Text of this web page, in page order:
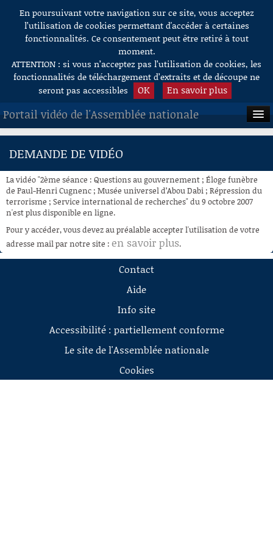
Aller au contenu
En poursuivant votre navigation sur ce site, vous acceptez
l’utilisation de cookies permettant d'accéder à certaines
fonctionnalités. Ce consentement peut être retiré à tout
moment.
ATTENTION : si vous n’acceptez pas l’utilisation de cookies, les
fonctionnalités de téléchargement d’extraits et de découpe ne
seront pas accessibles
OK En savoir plus
Portail vidéo de l'Assemblée nationale
ACCUEIL
À LA DEMANDE
RECHERCHE
AIDE À LA DÉCOUPE
DE VIDÉOS
DEMANDE DE VIDÉO
La vidéo "2ème séance : Questions au gouvernement ; Éloge funèbre
de Paul-Henri Cugnenc ; Musée universel d’Abou Dabi ; Répression du
terrorisme ; Service international de recherches" du 9 octobre 2007
n'est plus disponible en ligne.
Pour y accéder, vous devez au préalable accepter l'utilisation de votre
adresse mail par notre site : en savoir plus.
Contact
Aide
Info site
Accessibilité : partiellement conforme
Le site de l'Assemblée nationale
Cookies